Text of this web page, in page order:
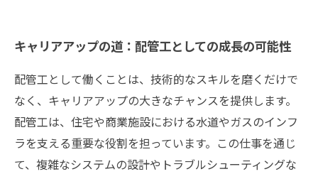
キャリアアップの道：配管工としての成長の可能性
配管工として働くことは、技術的なスキルを磨くだけで
なく、キャリアアップの大きなチャンスを提供します。
配管工は、住宅や商業施設における水道やガスのインフ
ラを支える重要な役割を担っています。この仕事を通じ
て、複雑なシステムの設計やトラブルシューティングな